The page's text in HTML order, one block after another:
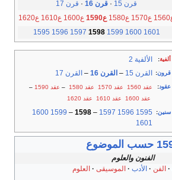
قرن 15 · قرن 16 · قرن 17
ع1570 ع1580 ع1590 ع1600 ع1610 ع1620
1595 1596 1597 1598 1599 1600 1601
ألفية: الألفية 2
قرون: القرن 15 – القرن 16 – القرن 17
عقود: عقد 1560 عقد 1570 عقد 1580 – عقد 1590
–
عقد 1600
عقد 1610 عقد 1620
سنين:
1595
1596
1597
–
1598
–
1599
1600
1601
الموضوع
الفنون والعلوم
الفن الأدب الموسيقى
العلوم